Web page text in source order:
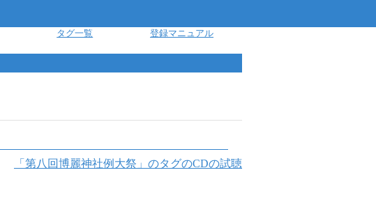
タグ一覧 登録マニュアル
「 第八回博麗神社例大祭 」のタグのCDの試聴